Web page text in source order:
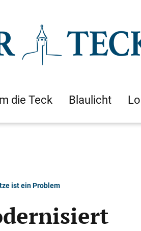
die Teck Blaulicht
ist ein Problem